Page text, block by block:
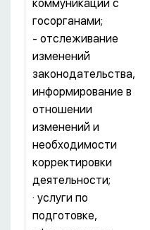
коммуникации с
госорганами;
- отслеживание
изменений
законодательства,
информирование в
отношении
изменений и
необходимости
корректировки
деятельности;
· услуги по
подготовке,